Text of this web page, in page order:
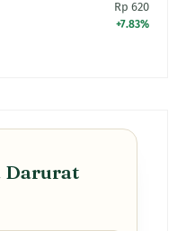
Rp 620
+7.83%
Darurat